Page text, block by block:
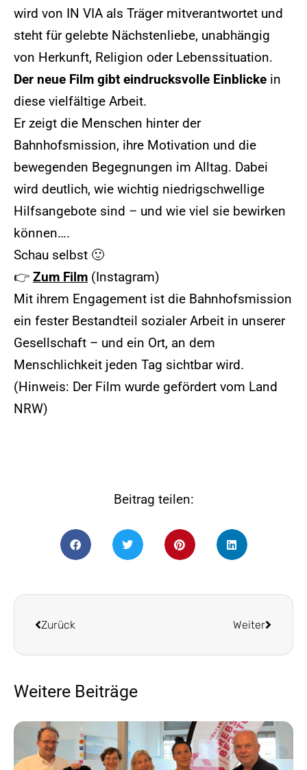
wird von IN VIA als Träger mitverantwortet und
steht für gelebte Nächstenliebe, unabhängig
von Herkunft, Religion oder Lebenssituation.
Der neue Film gibt eindrucksvolle Einblicke in
diese vielfältige Arbeit.
Er zeigt die Menschen hinter der
Bahnhofsmission, ihre Motivation und die
bewegenden Begegnungen im Alltag. Dabei
wird deutlich, wie wichtig niedrigschwellige
Hilfsangebote sind – und wie viel sie bewirken
können….
Schau selbst 🙂
👉 Zum Film (Instagram)
Mit ihrem Engagement ist die Bahnhofsmission
ein fester Bestandteil sozialer Arbeit in unserer
Gesellschaft – und ein Ort, an dem
Menschlichkeit jeden Tag sichtbar wird.
(Hinweis: Der Film wurde gefördert vom Land
NRW)
Beitrag teilen:
Zurück Weiter
Weitere Beiträge